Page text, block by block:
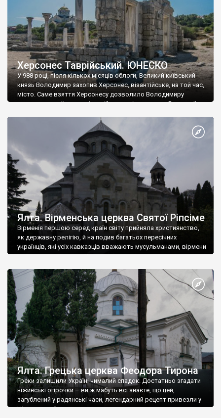
Херсонес Таврійський. ЮНЕСКО
У 988 році, після кількох місяців облоги, Великий київський
князь Володимир захопив Херсонес, візантійське, на той час,
місто. Саме взяття Херсонесу дозволило Володимиру
диктувати свої умови візантійському імператору Василю ІІ, та
Херсонесі Володимир-язичник, став Василем-християнином.
А потім було Хрещення Русі. На честь Херсонесу Таврійського
Ялта. Вірменська церква Святої Ріпсіме
Вірменія першою серед країн світу прийняла християнство,
як державну релігію, й на подив багатьох пересічних
українців, які усіх кавказців вважають мусульманами, вірмени
є відданими вірянами Христа
Ялта. Грецька церква Феодора Тирона
Греки залишили Україні чималий спадок. Достатньо згадати
ніжинські огірочки – ви ж мабуть всі знаєте, що цей,
загублений у радянські часи, легендарний рецепт привезли у
Ніжин греки?